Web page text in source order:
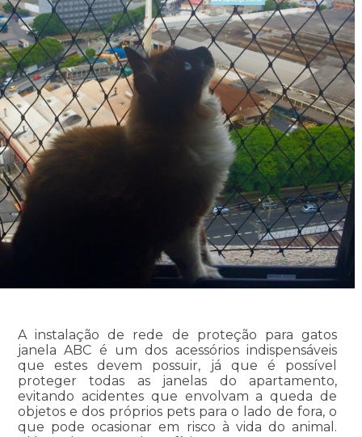
A instalação de rede de proteção para gatos
janela ABC é um dos acessórios indispensáveis
que estes devem possuir, já que é possível
proteger todas as janelas do apartamento,
evitando acidentes que envolvam a queda de
objetos e dos próprios pets para o lado de fora, o
que pode ocasionar em risco à vida do animal.